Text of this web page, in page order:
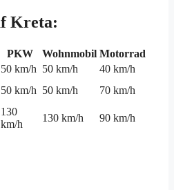
Kreta:
PKW Wohnmobil Motorrad
50 km/h 50 km/h
40 km/h
50 km/h 50 km/h 70 km/h
130
km/h
130 km/h 90 km/h